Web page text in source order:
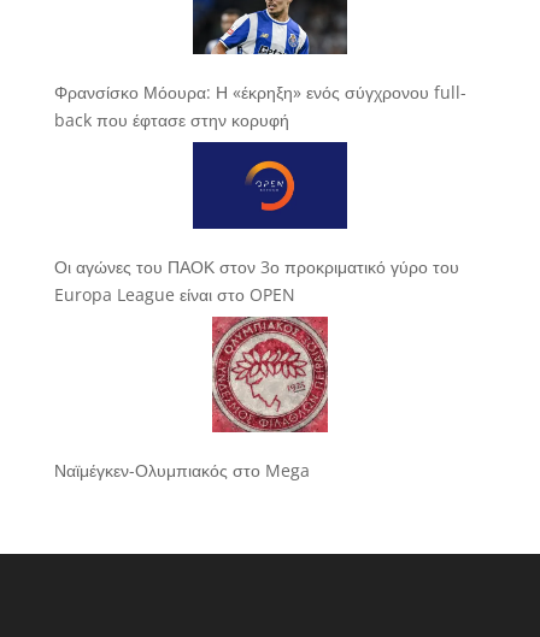
Φρανσίσκο Μόουρα: Η «έκρηξη» ενός σύγχρονου full-
back που έφτασε στην κορυφή
Οι αγώνες του ΠΑΟΚ στον 3ο προκριματικό γύρο του
Europa League είναι στο OPEN
Ναϊμέγκεν-Ολυμπιακός στο Mega